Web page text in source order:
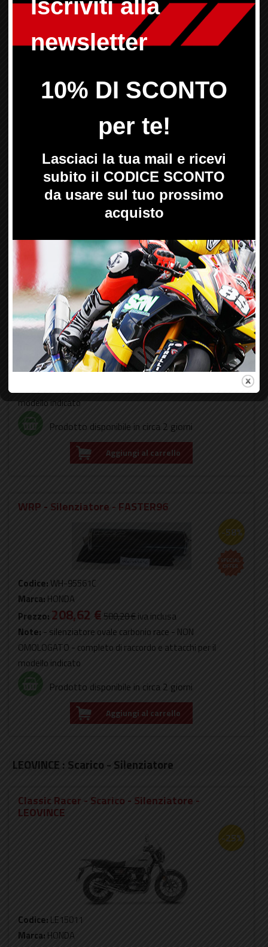
WH-93042C
Marca:YAMAHA
- silenziatore ovale carbonio race - NON
OMOLOGATO - completo di raccordo e attacchi per il
Prodotto disponibile in circa 2 giorni
Aggiungi al carrello
WRP - Silenziatore - FASTER96
-58%
Codice: WH-93110C
Marca:KAWASAKI
Prezzo:208,62 €500,20 €iva inclusa
Note:- silenziatore ovale carbonio race - NON
modello indicato
Prodotto disponibile in circa 2 giorni
Aggiungi al carrello
WRP - Silenziatore - FASTER96
-58%
Codice:WH-95561C
Marca: HONDA
Prezzo: 208,62 €500,20 €iva inclusa
Note: - silenziatore ovale carbonio race - NON
OMOLOGATO - completo di raccordo e attacchi per il
modello indicato
Prodotto disponibile in circa 2 giorni
Aggiungi al carrello
LEOVINCE : Scarico - Silenziatore
Classic Racer - Scarico - Silenziatore -
LEOVINCE
-25%
Codice: LE15011
Marca: HONDA